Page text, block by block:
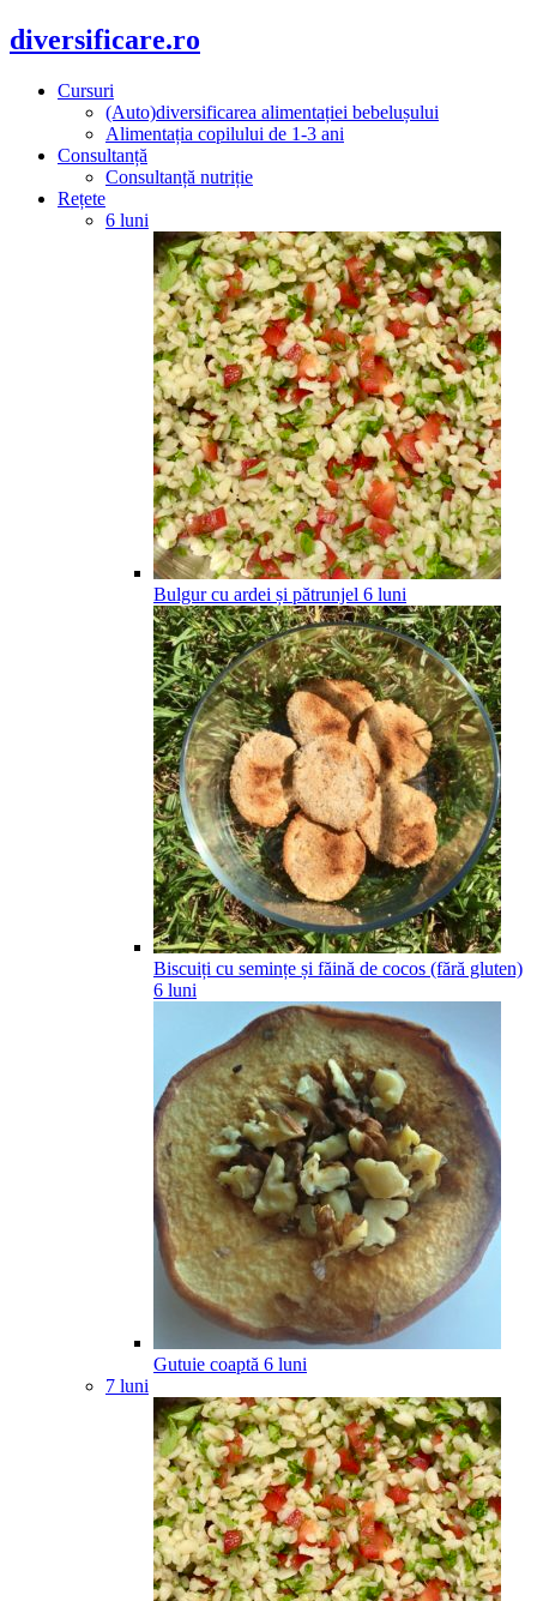
diversificare.ro
Cursuri
(Auto)diversificarea alimentației bebelușului
Alimentația copilului de 1-3 ani
Consultanță
Consultanță nutriție
Rețete
6 luni
Bulgur cu ardei și pătrunjel 6 luni
Biscuiți cu semințe și făină de cocos (fără gluten)
6 luni
Gutuie coaptă 6 luni
7 luni